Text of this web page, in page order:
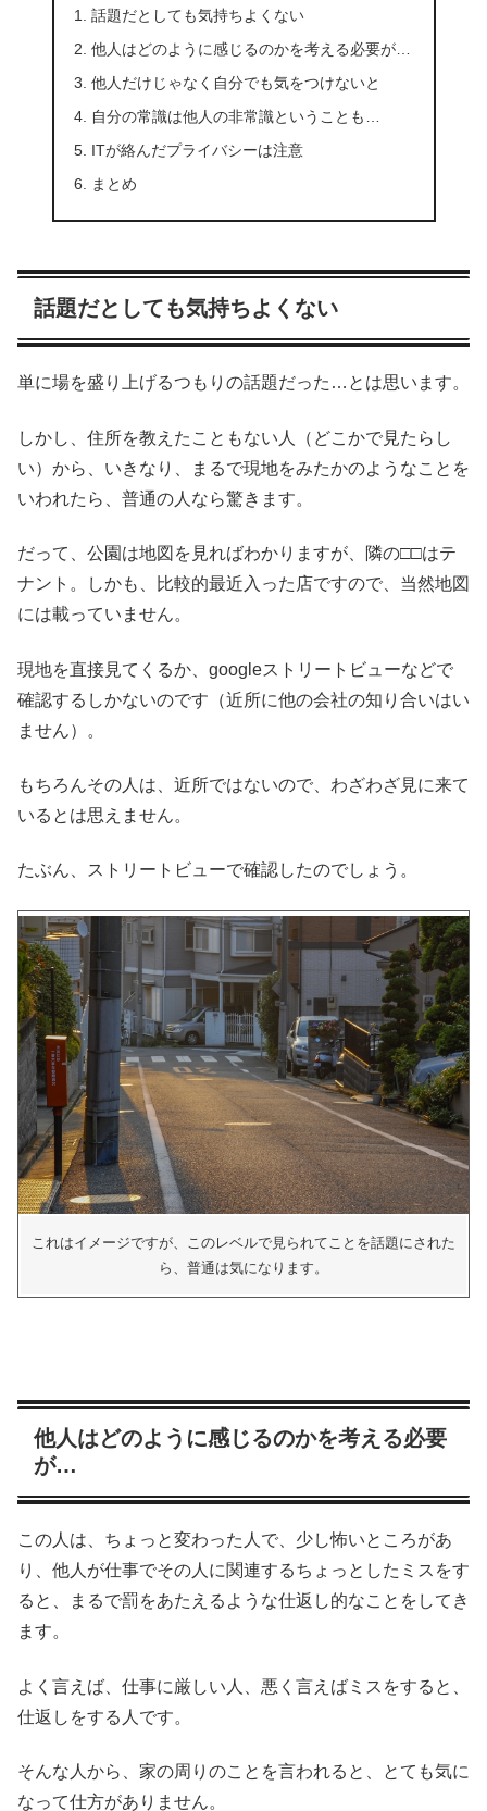
話題だとしても気持ちよくない
他人はどのように感じるのかを考える必要が…
他人だけじゃなく自分でも気をつけないと
自分の常識は他人の非常識ということも…
ITが絡んだプライバシーは注意
まとめ
話題だとしても気持ちよくない
単に場を盛り上げるつもりの話題だった…とは思います。
しかし、住所を教えたこともない人（どこかで見たらし
い）から、いきなり、まるで現地をみたかのようなことを
いわれたら、普通の人なら驚きます。
だって、公園は地図を見ればわかりますが、隣の□□はテ
ナント。しかも、比較的最近入った店ですので、当然地図
には載っていません。
現地を直接見てくるか、googleストリートビューなどで
確認するしかないのです（近所に他の会社の知り合いはい
ません）。
もちろんその人は、近所ではないので、わざわざ見に来て
いるとは思えません。
たぶん、ストリートビューで確認したのでしょう。
これはイメージですが、このレベルで見られてことを話題にされた
ら、普通は気になります。
他人はどのように感じるのかを考える必要
が…
この人は、ちょっと変わった人で、少し怖いところがあ
り、他人が仕事でその人に関連するちょっとしたミスをす
ると、まるで罰をあたえるような仕返し的なことをしてき
ます。
よく言えば、仕事に厳しい人、悪く言えばミスをすると、
仕返しをする人です。
そんな人から、家の周りのことを言われると、とても気に
なって仕方がありません。